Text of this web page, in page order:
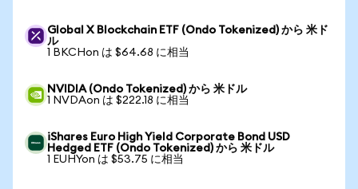
Global X Blockchain ETF (Ondo Tokenized) から 米ド
ル
1 BKCHon は $64.68 に相当
NVIDIA (Ondo Tokenized) から 米ドル
1 NVDAon は $222.18 に相当
iShares Euro High Yield Corporate Bond USD
Hedged ETF (Ondo Tokenized) から 米ドル
1 EUHYon は $53.75 に相当